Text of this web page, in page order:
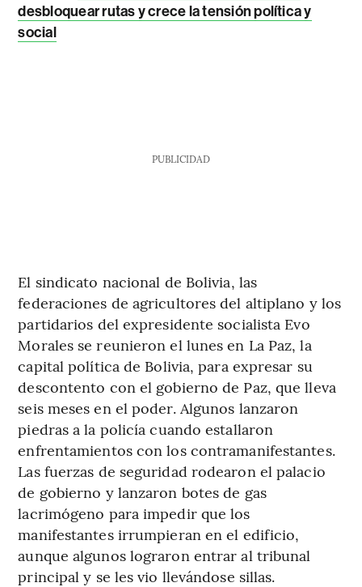
desbloquear rutas y crece la tensión política y
social
PUBLICIDAD
El sindicato nacional de Bolivia, las
federaciones de agricultores del altiplano y los
partidarios del expresidente socialista Evo
Morales se reunieron el lunes en La Paz, la
capital política de Bolivia, para expresar su
descontento con el gobierno de Paz, que lleva
seis meses en el poder. Algunos lanzaron
piedras a la policía cuando estallaron
enfrentamientos con los contramanifestantes.
Las fuerzas de seguridad rodearon el palacio
de gobierno y lanzaron botes de gas
lacrimógeno para impedir que los
manifestantes irrumpieran en el edificio,
aunque algunos lograron entrar al tribunal
principal y se les vio llevándose sillas.